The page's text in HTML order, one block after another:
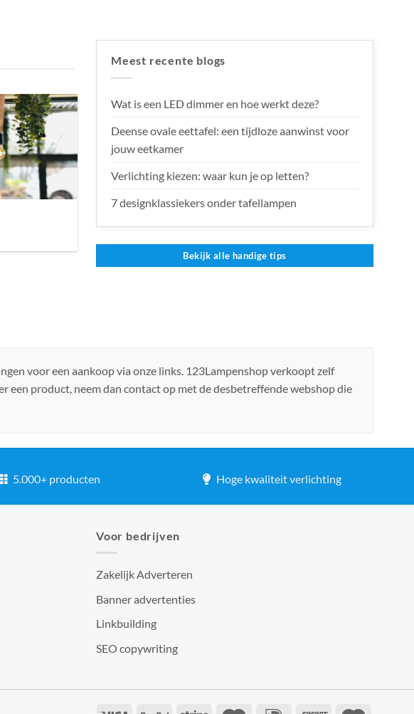
Meest recente blogs
Wat is een LED dimmer en hoe werkt deze?
Deense ovale eettafel: een tijdloze aanwinst voor
jouw eetkamer
Verlichting kiezen: waar kun je op letten?
7 designklassiekers onder tafellampen
Bekijk alle handige tips
voor een aankoop via onze links. 123Lampenshop verkoopt zelf
een product, neem dan contact op met de desbetreffende webshop die
5.000+ producten Hoge kwaliteit verlichting
Voor bedrijven
Zakelijk Adverteren
Banner advertenties
Linkbuilding
SEO copywriting